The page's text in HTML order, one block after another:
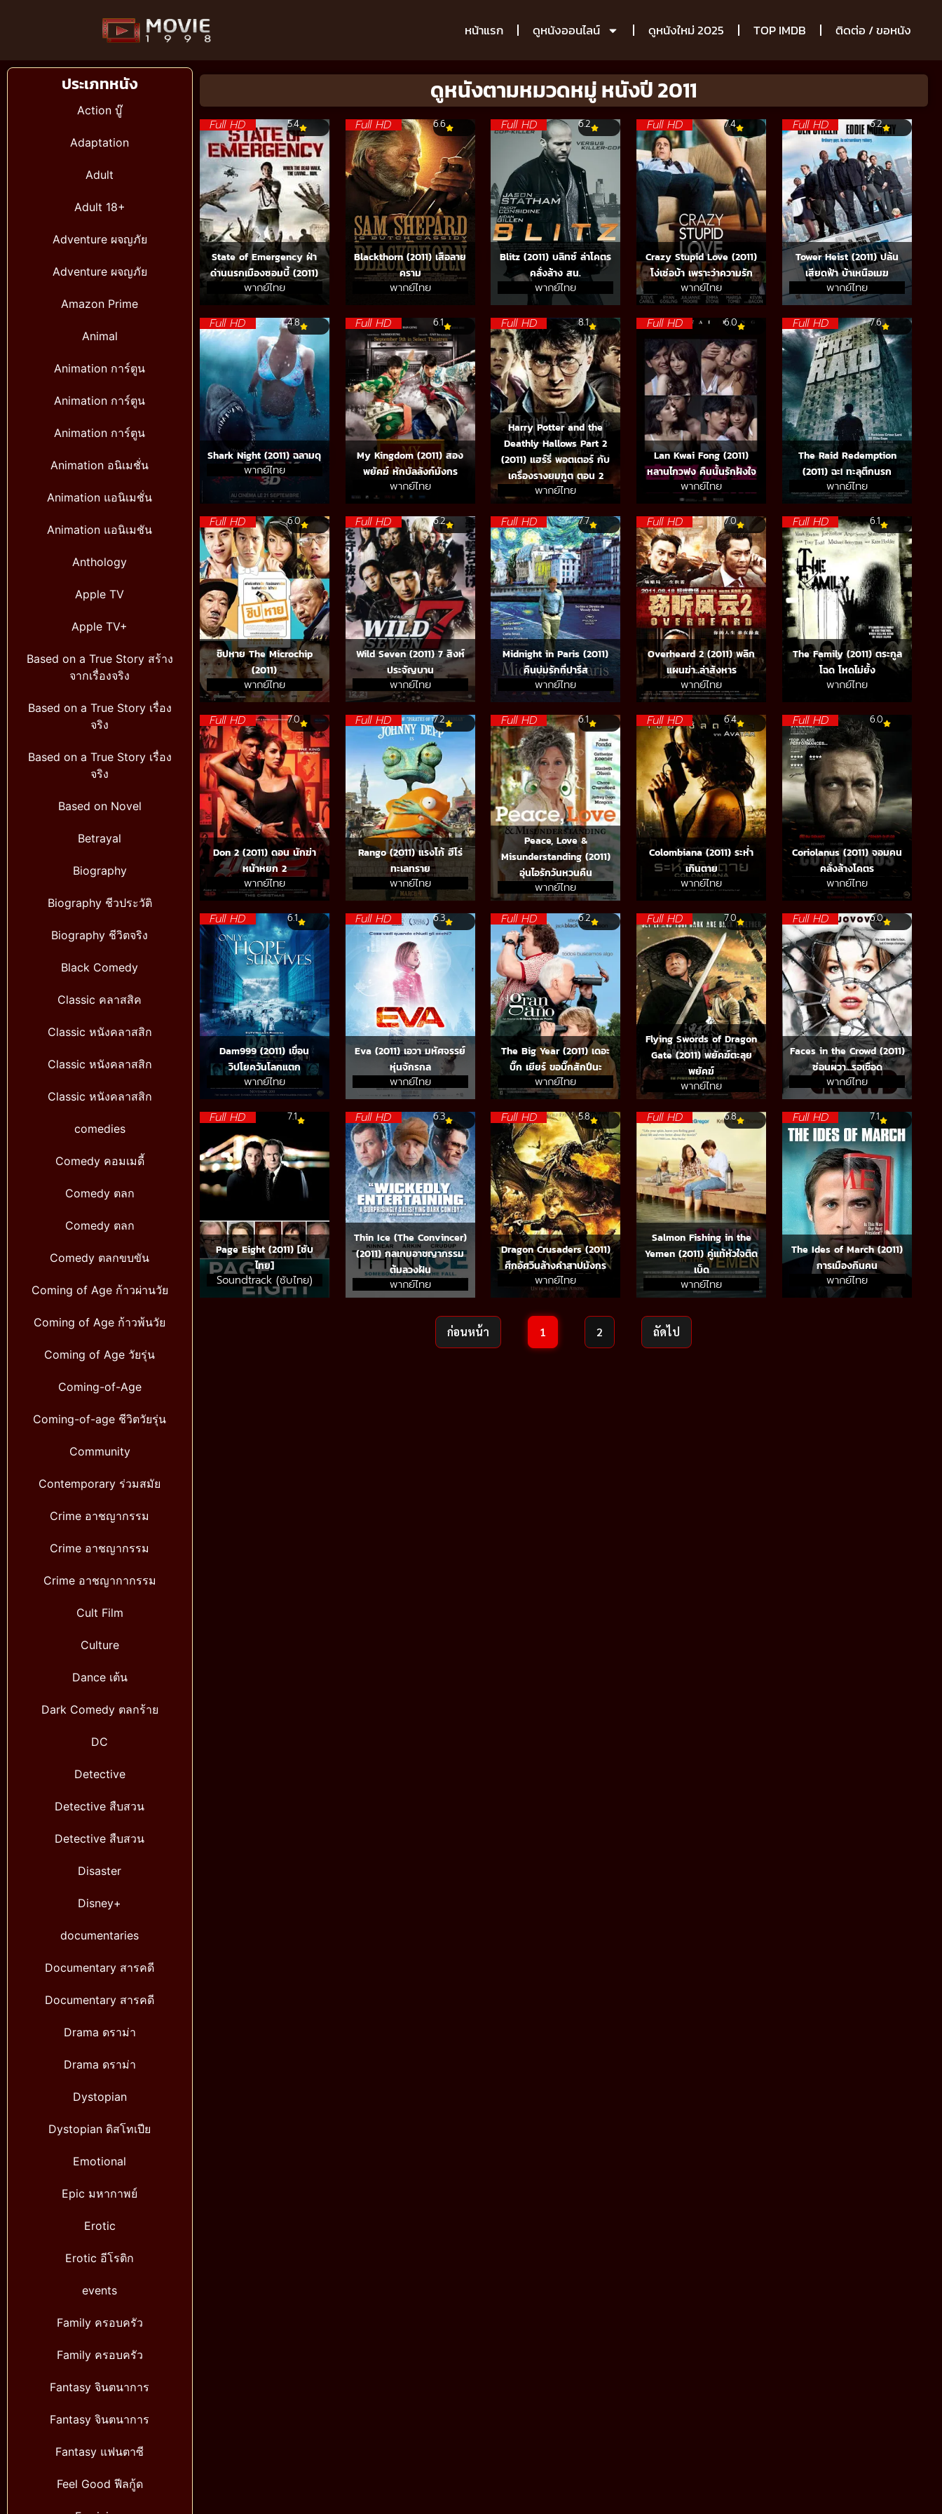
หน้าแรก ดูหนังออนไลน์ ดูหนังใหม่ 2025 TOP IMDB ติดต่อ / ขอหนัง
ประเภทหนัง
Action บู๊
Adaptation
Adult
Adult 18+
Adventure ผจญภัย
Adventure ผจญภัย
Amazon Prime
Animal
Animation การ์ตูน
Animation การ์ตูน
Animation การ์ตูน
Animation อนิเมชั่น
Animation แอนิเมชั่น
Animation แอนิเมชัน
Anthology
Apple TV
Apple TV+
Based on a True Story สร้าง
จากเรื่องจริง
Based on a True Story เรื่อง
จริง
Based on a True Story เรื่อง
จริง
Based on Novel
Betrayal
Biography
Biography ชีวประวัติ
Biography ชีวิตจริง
Black Comedy
Classic คลาสสิค
Classic หนังคลาสสิก
Classic หนังคลาสสิก
Classic หนังคลาสสิก
comedies
Comedy คอมเมดี้
Comedy ตลก
Comedy ตลก
Comedy ตลกขบขัน
Coming of Age ก้าวผ่านวัย
Coming of Age ก้าวพ้นวัย
Coming of Age วัยรุ่น
Coming-of-Age
Coming-of-age ชีวิตวัยรุ่น
Community
Contemporary ร่วมสมัย
Crime อาชญากรรม
Crime อาชญากรรม
Crime อาชญากากรรม
Cult Film
Culture
Dance เต้น
Dark Comedy ตลกร้าย
DC
Detective
Detective สืบสวน
Detective สืบสวน
Disaster
Disney+
documentaries
Documentary สารคดี
Documentary สารคดี
Drama ดราม่า
Drama ดราม่า
Dystopian
Dystopian ดิสโทเปีย
Emotional
Epic มหากาพย์
Erotic
Erotic อีโรติก
events
Family ครอบครัว
Family ครอบครัว
Fantasy จินตนาการ
Fantasy จินตนาการ
Fantasy แฟนตาซี
Feel Good ฟีลกู้ด
ดูหนังตามหมวดหมู่ หนังปี 2011
Full HD 5.4
State of Emergency ฝ่า
ด่านนรกเมืองซอมบี้ (2011)
พากย์ไทย
Full HD 6.6
Blackthorn (2011) เสือลาย
คราม
พากย์ไทย
Full HD 6.2
Blitz (2011) บลิทซ์ ล่าโคตร
คลั่งล้าง สน.
พากย์ไทย
Full HD 7.4
Crazy Stupid Love (2011)
โง่เซ่อบ้า เพราะว่าความรัก
พากย์ไทย
Full HD 6.2
Tower Heist (2011) ปล้น
เสียดฟ้า บ้าเหนือเมฆ
พากย์ไทย
Full HD 4.8
Shark Night (2011) ฉลามดุ
พากย์ไทย
Full HD 6.1
My Kingdom (2011) สอง
พยัคฆ์ หักบัลลังก์มังกร
พากย์ไทย
Full HD 8.1
Harry Potter and the
Deathly Hallows Part 2
(2011) แฮร์รี่ พอตเตอร์ กับ
เครื่องรางยมฑูต ตอน 2
พากย์ไทย
Full HD 6.0
Lan Kwai Fong (2011)
หลานไกวฟง คืนนั้นรักฝังใจ
พากย์ไทย
Full HD 7.6
The Raid Redemption
(2011) ฉะ! ทะลุตึกนรก
พากย์ไทย
Full HD 6.0
ชิปหาย The Microchip
(2011)
พากย์ไทย
Full HD 6.2
Wild Seven (2011) 7 สิงห์
ประจัญบาน
พากย์ไทย
Full HD 7.7
Midnight in Paris (2011)
คืนบ่มรักที่ปารีส
พากย์ไทย
Full HD 7.0
Overheard 2 (2011) พลิก
แผนฆ่า..ล่าสังหาร
พากย์ไทย
Full HD 6.1
The Family (2011) ตระกูล
โฉด โหดไม่ยั้ง
พากย์ไทย
Full HD 7.0
Don 2 (2011) ดอน นักฆ่า
หน้าหยก 2
พากย์ไทย
Full HD 7.2
Rango (2011) แรงโก้ ฮีโร่
ทะเลทราย
พากย์ไทย
Full HD 6.1
Peace, Love &
Misunderstanding (2011)
อุ่นไอรักวันหวนคืน
พากย์ไทย
Full HD 6.4
Colombiana (2011) ระห่ำ
เกินตาย
พากย์ไทย
Full HD 6.0
Coriolanus (2011) จอมคน
คลั่งล้างโคตร
พากย์ไทย
Full HD 6.1
Dam999 (2011) เขื่อน
วิปโยควันโลกแตก
พากย์ไทย
Full HD 6.3
Eva (2011) เอวา มหัศจรรย์
หุ่นจักรกล
พากย์ไทย
Full HD 6.2
The Big Year (2011) เดอะ
บิ๊ก เยียร์ ขอบิ๊กสักปีนะ
พากย์ไทย
Full HD 7.0
Flying Swords of Dragon
Gate (2011) พยัคฆ์ตะลุย
พยัคฆ์
พากย์ไทย
Full HD 6.0
Faces in the Crowd (2011)
ซ่อนผวา…รอเชือด
พากย์ไทย
Full HD 7.1
Page Eight (2011) [ซับ
ไทย]
Soundtrack (ซับไทย)
Full HD 6.3
Thin Ice (The Convincer)
(2011) กลเกมอาชญากรรม
ต้มลวงฝัน
พากย์ไทย
Full HD 5.8
Dragon Crusaders (2011)
ศึกอัศวินล้างคำสาปมังกร
พากย์ไทย
Full HD 6.8
Salmon Fishing in the
Yemen (2011) คู่แท้หัวใจติด
เบ็ด
พากย์ไทย
Full HD 7.1
The Ides of March (2011)
การเมืองกินคน
พากย์ไทย
ก่อนหน้า 1 2 ถัดไป